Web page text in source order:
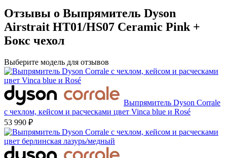
Отзывы о Выпрямитель Dyson
Airstrait HT01/HS07 Ceramic Pink +
Бокс чехол
Выберите модель для отзывов
Выпрямитель Dyson Corrale
с чехлом, кейсом и расческами цвет Vinca blue и Rosé
53 990 ₽